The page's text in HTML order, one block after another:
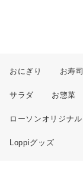
おにぎり お寿司
サラダ お惣菜
ローソンオリジナル
Loppiグッズ